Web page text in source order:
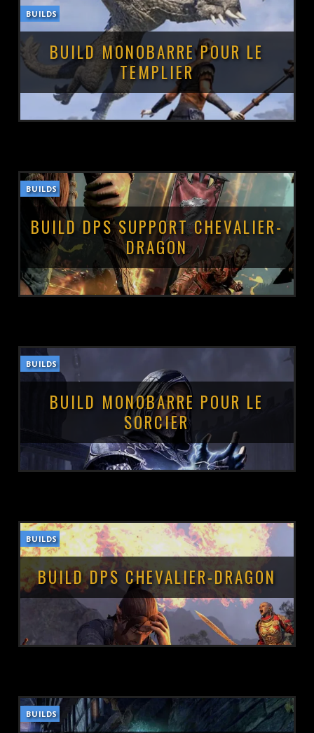
POSTÉ LE : 4 JUIN 2023
BUILDS
BUILD MONOBARRE POUR LE
TEMPLIER
POSTÉ LE : 4 JUIN 2023
BUILDS
BUILD DPS SUPPORT CHEVALIER-
DRAGON
POSTÉ LE :
BUILDS
BUILD MONOBARRE POUR LE
SORCIER
POSTÉ LE :12 MAI 2023
BUILDS
BUILD DPS CHEVALIER-DRAGON
POSTÉ LE :10 OCTOBRE 2021
BUILDS